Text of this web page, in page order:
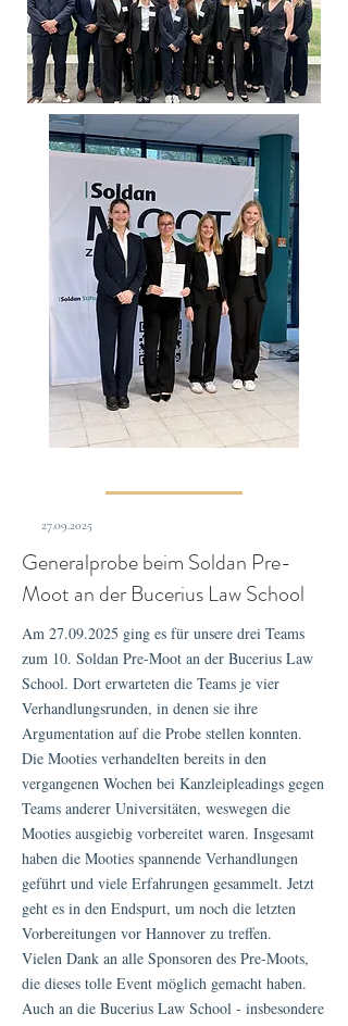
27.09.2025
Generalprobe beim Soldan Pre-
Moot an der Bucerius Law School
Am 27.09.2025 ging es für unsere drei Teams
zum 10. Soldan Pre-Moot an der Bucerius Law
School. Dort erwarteten die Teams je vier
Verhandlungsrunden, in denen sie ihre
Argumentation auf die Probe stellen konnten.
Die Mooties verhandelten bereits in den
vergangenen Wochen bei Kanzleipleadings gegen
Teams anderer Universitäten, weswegen die
Mooties ausgiebig vorbereitet waren. Insgesamt
haben die Mooties spannende Verhandlungen
geführt und viele Erfahrungen gesammelt. Jetzt
geht es in den Endspurt, um noch die letzten
Vorbereitungen vor Hannover zu treffen.
Vielen Dank an alle Sponsoren des Pre-Moots,
die dieses tolle Event möglich gemacht haben.
Auch an die Bucerius Law School - insbesondere